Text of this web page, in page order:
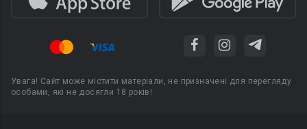
Увага! Сайт може містити матеріали, не призначені для перегляду
особами, які не досягли 18 років!